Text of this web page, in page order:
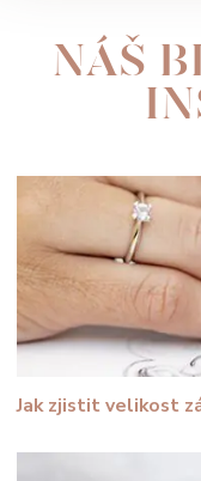
NÁŠ
Jak zjistit velikost